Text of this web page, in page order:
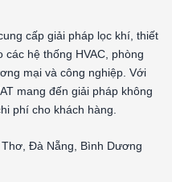
cấp giải pháp lọc khí, thiết
các hệ thống HVAC, phòng
mại và công nghiệp. Với
mang đến giải pháp không
phí cho khách hàng.
Đà Nẵng, Bình Dương